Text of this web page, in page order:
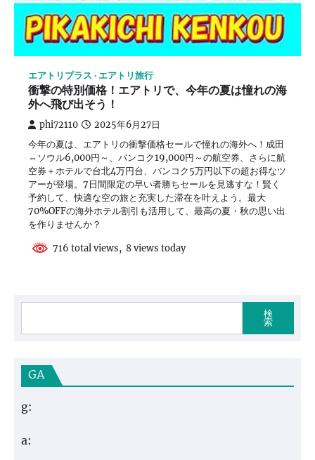
エアトリプラス エアトリ旅行
衝撃の特別価格！エアトリで、今年の夏は憧れの海
外へ飛び出そう！
phi72110 2025年6月27日
今年の夏は、エアトリの衝撃価格セールで憧れの海外へ！成田
⇔ソウル6,000円～、バンコク19,000円～の航空券、さらに航
空券＋ホテルで台北4万円台、バンコク5万円以下の超お得なツ
アーが登場。7日間限定の早い者勝ちセールを見逃すな！賢く
予約して、快適な空の旅と充実した滞在を叶えよう。最大
70%OFFの海外ホテル割引も活用して、最高の夏・秋の思い出
を作りませんか？
716 total views, 8 views today
検
索
GA
g:
a: